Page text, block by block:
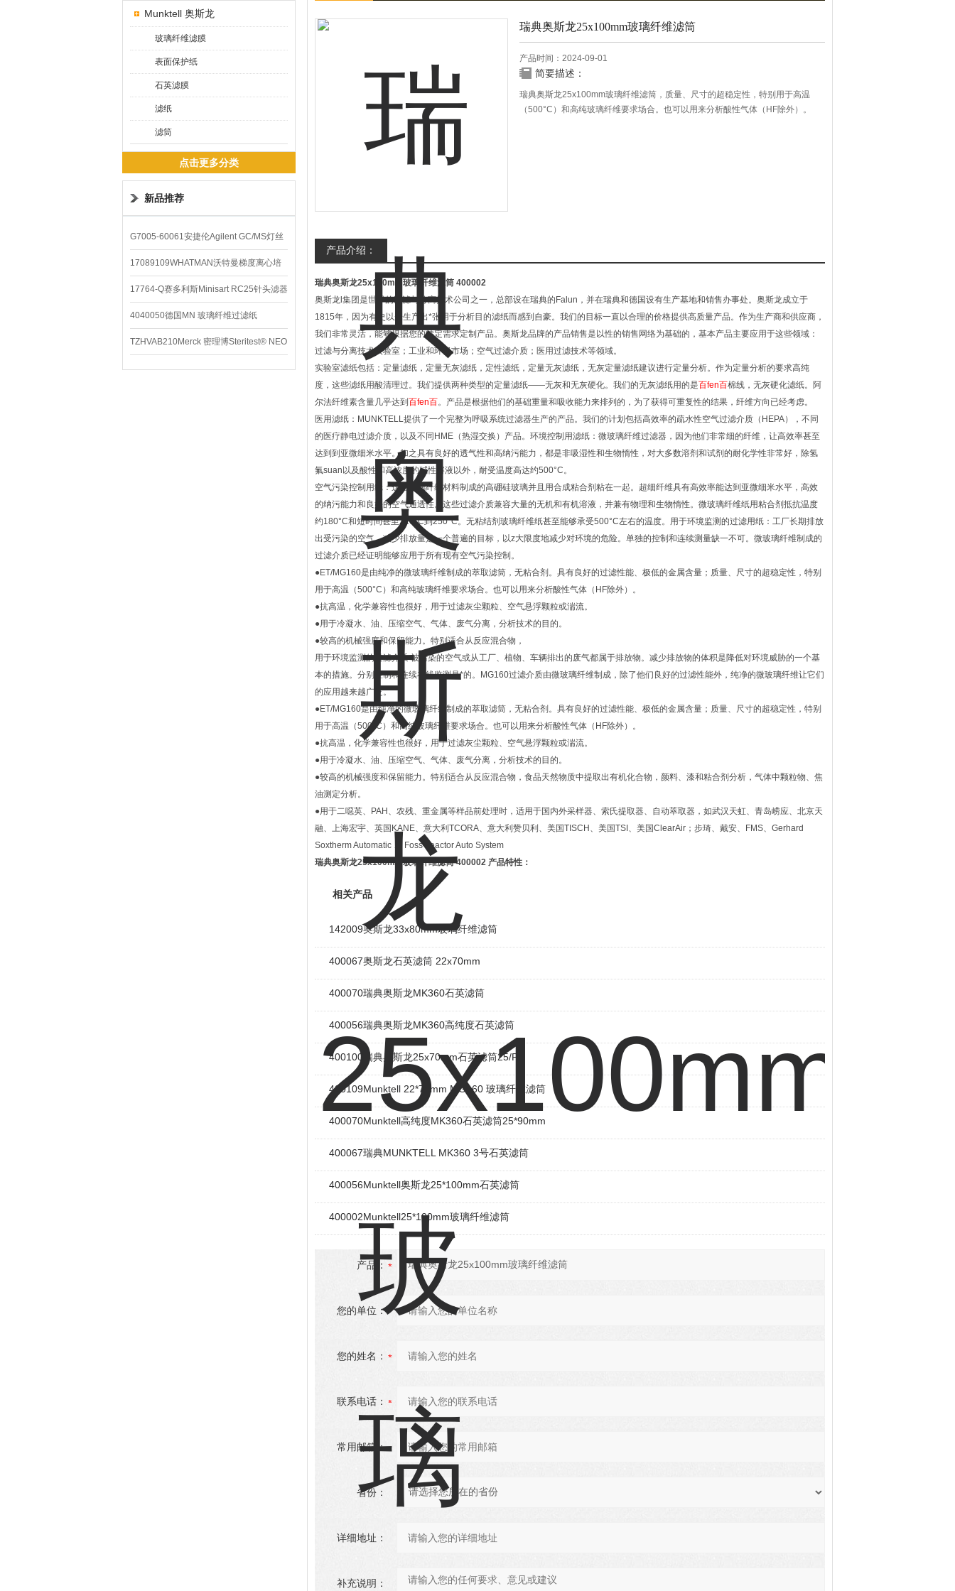
Munktell 奥斯龙
玻璃纤维滤膜
表面保护纸
石英滤膜
滤纸
滤筒
点击更多分类
新品推荐
G7005-60061安捷伦Agilent GC/MS灯丝
配件
17089109WHATMAN沃特曼梯度离心培
养基
17764-Q赛多利斯Minisart RC25针头滤器
4040050德国MN 玻璃纤维过滤纸
TZHVAB210Merck 密理博Steritest® NEO
设备
瑞典奥斯龙25x100mm玻璃纤维滤筒
产品时间：2024-09-01
简要描述：
瑞典奥斯龙25x100mm玻璃纤维滤筒，质量、尺寸的超稳定性，特别用于高温
（500°C）和高纯玻璃纤维要求场合。也可以用来分析酸性气体（HF除外）。
产品介绍：
瑞典奥斯龙25x100mm玻璃纤维滤筒 400002
奥斯龙l集团是世界的过滤与分离技术公司之一，总部设在瑞典的Falun，并在瑞典和德国设有生产基地和销售办事处。奥斯龙成立于
1815年，因为有史以来生产出*张用于分析目的滤纸而感到自豪。我们的目标一直以合理的价格提供高质量产品。作为生产商和供应商，
我们非常灵活，能够根据您的特定需求定制产品。奥斯龙品牌的产品销售是以性的销售网络为基础的，基本产品主要应用于这些领域：
过滤与分离技术实验室；工业和环保市场；空气过滤介质；医用过滤技术等领域。
实验室滤纸包括：定量滤纸，定量无灰滤纸，定性滤纸，定量无灰滤纸，无灰定量滤纸建议进行定量分析。作为定量分析的要求高纯
度，这些滤纸用酸清理过。我们提供两种类型的定量滤纸——无灰和无灰硬化。我们的无灰滤纸用的是百fen百棉线，无灰硬化滤纸。阿
尔法纤维素含量几乎达到 百fen百。产品是根据他们的基础重量和吸收能力来排列的，为了获得可重复性的结果，纤维方向已经考虑。
医用滤纸：MUNKTELL提供了一个完整为呼吸系统过滤器生产的产品。我们的计划包括高效率的疏水性空气过滤介质（HEPA），不同
的医疗静电过滤介质，以及不同HME（热湿交换）产品。环境控制用滤纸：微玻璃纤维过滤器，因为他们非常细的纤维，让高效率甚至
达到到亚微细米水平。加之具有良好的透气性和高纳污能力，都是非吸湿性和生物惰性，对大多数溶剂和试剂的耐化学性非常好，除氢
氟suan以及酸性和高浓度的碱性溶液以外，耐受温度高达约500°C。
空气污染控制用纸：这些玻璃纤维材料制成的高硼硅玻璃并且用合成粘合剂粘在一起。超细纤维具有高效率能达到亚微细米水平，高效
的纳污能力和良好的空气通透性。这些过滤介质兼容大量的无机和有机溶液，并兼有物理和生物惰性。微玻璃纤维纸用粘合剂抵抗温度
约180°C和短时间甚至220°C到250°C。无粘结剂玻璃纤维纸甚至能够承受500°C左右的温度。用于环境监测的过滤用纸：工厂长期排放
出受污染的空气，减少排放量是一个普遍的目标，以z大限度地减少对环境的危险。单独的控制和连续测量缺一不可。微玻璃纤维制成的
过滤介质已经证明能够应用于所有现有空气污染控制。
●ET/MG160是由纯净的微玻璃纤维制成的萃取滤筒，无粘合剂。具有良好的过滤性能、极低的金属含量；质量、尺寸的超稳定性，特别
用于高温（500°C）和高纯玻璃纤维要求场合。也可以用来分析酸性气体（HF除外）。
●抗高温，化学兼容性也很好，用于过滤灰尘颗粒、空气悬浮颗粒或湍流。
●用于冷凝水、油、压缩空气、气体、废气分离，分析技术的目的。
●较高的机械强度和保留能力。特别适合从反应混合物，
用于环境监测的过滤介质 被污染的空气或从工厂、植物、车辆排出的废气都属于排放物。减少排放物的体积是降低对环境威胁的一个基
本的措施。分别控制和连续在线监测是*的。MG160过滤介质由微玻璃纤维制成，除了他们良好的过滤性能外，纯净的微玻璃纤维让它们
的应用越来越广泛。
●ET/MG160是由纯净的微玻璃纤维制成的萃取滤筒，无粘合剂。具有良好的过滤性能、极低的金属含量；质量、尺寸的超稳定性，特别
用于高温（500°C）和高纯玻璃纤维要求场合。也可以用来分析酸性气体（HF除外）。
●抗高温，化学兼容性也很好，用于过滤灰尘颗粒、空气悬浮颗粒或湍流。
●用于冷凝水、油、压缩空气、气体、废气分离，分析技术的目的。
●较高的机械强度和保留能力。特别适合从反应混合物，食品天然物质中提取出有机化合物，颜料、漆和粘合剂分析，气体中颗粒物、焦
油测定分析。
●用于二噁英、PAH、农残、重金属等样品前处理时，适用于国内外采样器、索氏提取器、自动萃取器，如武汉天虹、青岛崂应、北京天
融、上海宏宇、英国KANE、意大利TCORA、意大利赞贝利、美国TISCH、美国TSI、美国ClearAir；步琦、戴安、FMS、Gerhard
Soxtherm Automatic 、 Foss-Teactor Auto System
瑞典奥斯龙25x100mm玻璃纤维滤筒400002 产品特性：
相关产品
142009奥斯龙33x80mm玻璃纤维滤筒
400067奥斯龙石英滤筒 22x70mm
400070瑞典奥斯龙MK360石英滤筒
400056瑞典奥斯龙MK360高纯度石英滤筒
400100瑞典奥斯龙25x70mm石英滤筒25/PK
400109Munktell 22*70mm MG160 玻璃纤维滤筒
400070Munktell高纯度MK360石英滤筒25*90mm
400067瑞典MUNKTELL MK360 3号石英滤筒
400056Munktell奥斯龙25*100mm石英滤筒
400002Munktell25*100mm玻璃纤维滤筒
产品：
您的单位：
您的姓名：
联系电话：
常用邮箱：
省份：
详细地址：
补充说明：